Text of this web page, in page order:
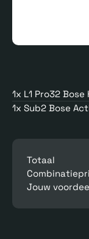
1x L1 Pro32
1x Sub2 Bose
Totaal
Jouw